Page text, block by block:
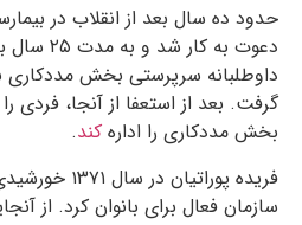
حدود ده سال بعد از انقلاب در
دعوت به کار شد و به مدت ۲۵سال
داوطلبانه سرپرستی بخش مددکاری
گرفت. بعد از استعفا از آنجا، فردی
بخش مددکاری را اداره کند.
فریده پوراتیان در سال ۱۳۷۱
سازمان فعال برای بانوان کرد. از